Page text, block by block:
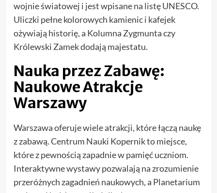
wojnie światowej i jest wpisane na listę UNESCO.
Uliczki pełne kolorowych kamienic i kafejek
ożywiają historię, a Kolumna Zygmunta czy
Królewski Zamek dodają majestatu.
Nauka przez Zabawę:
Naukowe Atrakcje
Warszawy
Warszawa oferuje wiele atrakcji, które łączą naukę
z zabawą. Centrum Nauki Kopernik to miejsce,
które z pewnością zapadnie w pamięć uczniom.
Interaktywne wystawy pozwalają na zrozumienie
przeróżnych zagadnień naukowych, a Planetarium